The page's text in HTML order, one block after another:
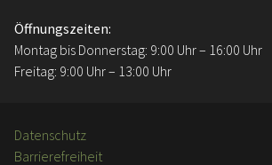
Öffnungszeiten:
Montag bis Donnerstag: 9:00 Uhr – 16:00 Uhr
Freitag: 9:00 Uhr – 13:00 Uhr
Datenschutz
Barrierefreiheit